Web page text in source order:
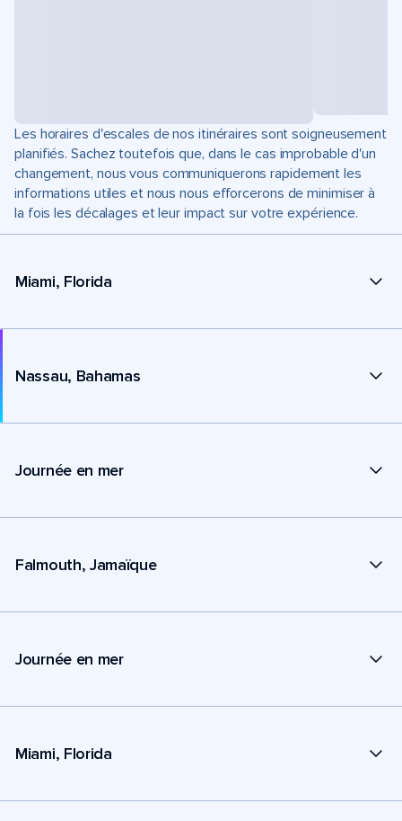
Les horaires d'escales de nos itinéraires sont soigneusement
planifiés. Sachez toutefois que, dans le cas improbable d'un
changement, nous vous communiquerons rapidement les
informations utiles et nous nous efforcerons de minimiser à
la fois les décalages et leur impact sur votre expérience.
Miami, Florida
Nassau, Bahamas
Journée en mer
Falmouth, Jamaïque
Journée en mer
Miami, Florida